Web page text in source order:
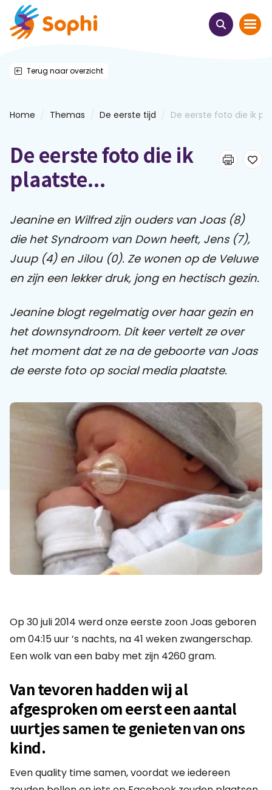
Thema's
Leren & ontmoeten
E-learnings
Themabijeenkomsten
Clientdossier Wiki
Mijn
Sophi
Over
Sophi
Contact
Terug naar overzicht
Home Themas De eerste tijd De eerste foto die ik
De eerste foto die ik
plaatste...
Jeanine en Wilfred zijn ouders van Joas (8)
die het Syndroom van Down heeft, Jens (7),
Juup (4) en Jilou (0). Ze wonen op de Veluwe
en zijn een lekker druk, jong en hectisch gezin.
Jeanine blogt regelmatig over haar gezin en
het downsyndroom. Dit keer vertelt ze over
het moment dat ze na de geboorte van Joas
de eerste foto op social media plaatste.
Op 30 juli 2014 werd onze eerste zoon Joas geboren
om 04:15 uur ’s nachts, na 41 weken zwangerschap.
Een wolk van een baby met zijn 4260 gram.
Van tevoren hadden wij al
afgesproken om eerst een aantal
uurtjes samen te genieten van ons
kind.
Even quality time samen, voordat we iedereen